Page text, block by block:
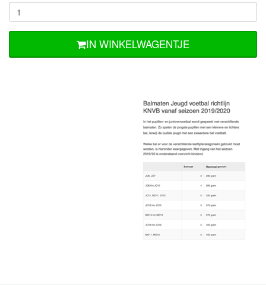
IN WINKELWAGENTJE